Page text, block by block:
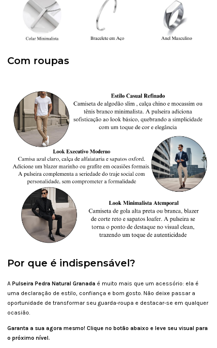
Com roupas
Por que é indispensável?
A Pulseira Pedra Natural Granada é muito mais que um acessório: ela é
uma declaração de estilo, confiança e bom gosto. Não deixe passar a
oportunidade de transformar seu guarda-roupa e destacar-se em qualquer
ocasião.
Garanta a sua agora mesmo! Clique no botão abaixo e leve seu visual para
o próximo nível.